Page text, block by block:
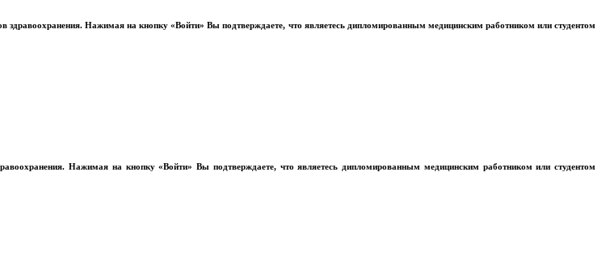
здравоохранения. Нажимая на кнопку «Войти» Вы подтверждаете, что являетесь дипломированным медицинским работником или студентом
Нажимая на кнопку «Войти» Вы подтверждаете, что являетесь дипломированным медицинским работником или студентом